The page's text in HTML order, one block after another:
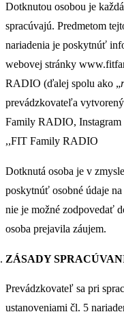
Dotknutou osobou je
spracúvajú. Predmetom
nariadenia je poskytnúť
webovej stránky
RADIO (ďalej spolu ako „
prevádzkovateľa
Family RADIO,
,,FIT Family RADIO
Dotknutá osoba je v
poskytnúť osobné údaje
nie je možné zodpovedať
osoba prejavila záujem.
ZÁSADY
Prevádzkovateľ sa pri
ustanoveniami čl. 5